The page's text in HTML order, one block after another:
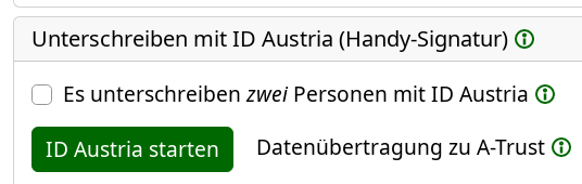
Unterschreiben mit ID Austria (Handy-Signatur)
Es unterschreibenzweiPersonen mit ID Austria
ID Austria starten
Datenübertragung zu A-Trust